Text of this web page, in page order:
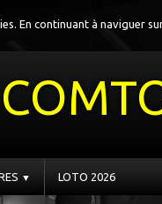
En continuant à naviguer
▼ LOTO 2026